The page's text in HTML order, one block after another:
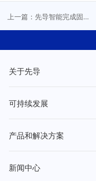
上一篇：先导智能完成固
关于先导
可持续发展
产品和解决方案
新闻中心